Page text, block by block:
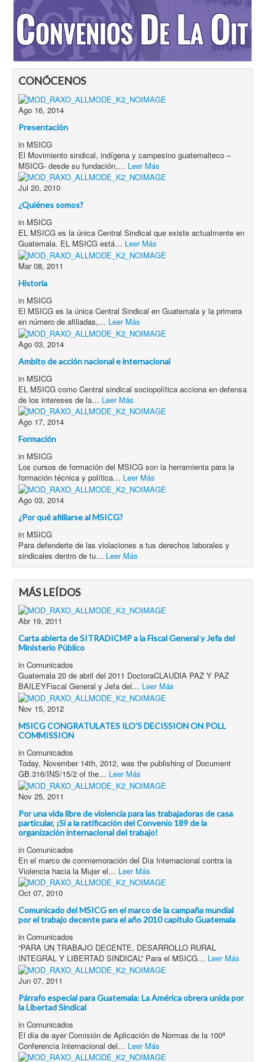
¿Recordar contraseña?
Envíeme una copia
Enviar
CONÓCENOS
Ago 16, 2014
Presentación
in MSICG
El Movimiento sindical, indígena y campesino guatemalteco –
MSICG- desde su fundación,… Leer Más
Jul 20, 2010
¿Quiénes somos?
in MSICG
EL MSICG es la única Central Sindical que existe actualmente en
Guatemala. EL MSICG está… Leer Más
Mar 08, 2011
Historia
in MSICG
El MSICG es la única Central Sindical en Guatemala y la primera
en número de afiliadas,… Leer Más
Ago 03, 2014
Ambito de acción nacional e internacional
in MSICG
EL MSICG como Central sindical sociopolítica acciona en defensa
de los intereses de la… Leer Más
Ago 17, 2014
Formación
in MSICG
Los cursos de formación del MSICG son la herramienta para la
formación técnica y política… Leer Más
Ago 03, 2014
¿Por qué afililarse al MSICG?
in MSICG
Para defenderte de las violaciones a tus derechos laborales y
sindicales dentro de tu… Leer Más
MÁS LEÍDOS
Abr 19, 2011
Carta abierta de SITRADICMP a la Fiscal General y Jefa del
Ministerio Público
in Comunicados
Guatemala 20 de abril del 2011 DoctoraCLAUDIA PAZ Y PAZ
BAILEYFiscal General y Jefa del… Leer Más
Nov 15, 2012
MSICG CONGRATULATES ILO’S DECISSION ON POLL
COMMISSION
in Comunicados
Today, November 14th, 2012, was the publishing of Document
GB.316/INS/15/2 of the… Leer Más
Nov 25, 2011
Por una vida libre de violencia para las trabajadoras de casa
particular, ¡Sí a la ratificación del Convenio 189 de la
organización internacional del trabajo!
in Comunicados
En el marco de conmemoración del Día Internacional contra la
Violencia hacia la Mujer el… Leer Más
Oct 07, 2010
Comunicado del MSICG en el marco de la campaña mundial
por el trabajo decente para el año 2010 capítulo Guatemala
in Comunicados
“PARA UN TRABAJO DECENTE, DESARROLLO RURAL
INTEGRAL Y LIBERTAD SINDICAL” Para el MSICG… Leer Más
Jun 07, 2011
Párrafo especial para Guatemala: La América obrera unida por
la Libertad Sindical
in Comunicados
El día de ayer Comisión de Aplicación de Normas de la 100ª
Conferencia Internacional del… Leer Más